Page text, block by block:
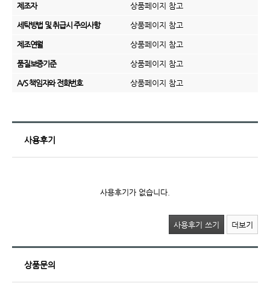
제조자 상품페이지 참고
세탁방법 및 취급시 주의사항 상품페이지 참고
제조연월 상품페이지 참고
품질보증기준 상품페이지 참고
A/S 책임자와 전화번호 상품페이지 참고
사용후기
사용후기가 없습니다.
사용후기 쓰기 더보기
상품문의